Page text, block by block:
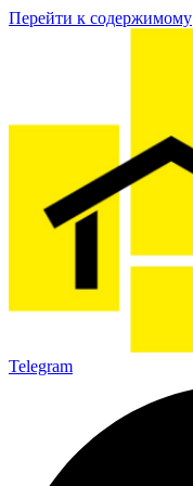
Перейти к содержимому
Telegram